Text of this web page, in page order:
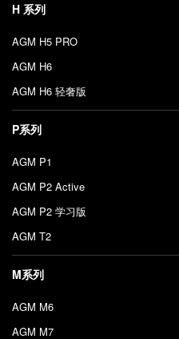
H 系列
AGM H5 PRO
AGM H6
AGM H6 轻奢版
P系列
AGM P1
AGM P2 Active
AGM P2 学习版
AGM T2
M系列
AGM M6
AGM M7